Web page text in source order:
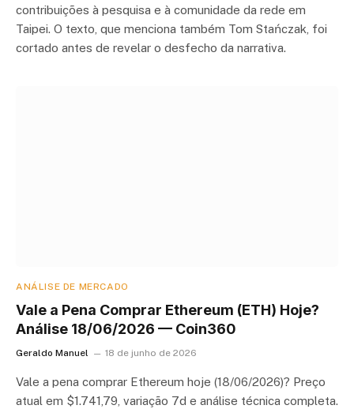
contribuições à pesquisa e à comunidade da rede em
Taipei. O texto, que menciona também Tom Stańczak, foi
cortado antes de revelar o desfecho da narrativa.
ANÁLISE DE MERCADO
Vale a Pena Comprar Ethereum (ETH) Hoje?
Análise 18/06/2026 — Coin360
Geraldo Manuel 18 de junho de 2026
Vale a pena comprar Ethereum hoje (18/06/2026)? Preço
atual em $1.741,79, variação 7d e análise técnica completa.